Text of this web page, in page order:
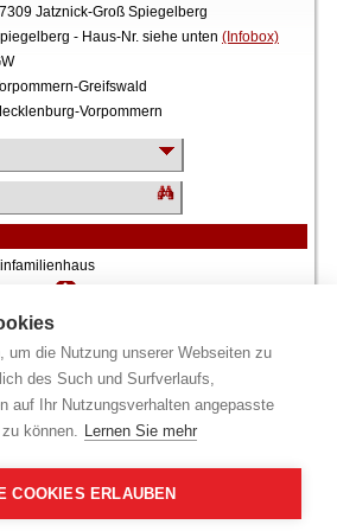
um die Nutzung unserer Webseiten zu
des Such und Surfverlaufs,
auf Ihr Nutzungsverhalten angepasste
können. Lernen Sie mehr
COOKIES ERLAUBEN
Jatznick-Groß Spiegelberg
- Haus-Nr. siehe unten (Infobox)
Greifswald
Vorpommern
ca. 1842
m²
Geschoss, teilunterkellert.